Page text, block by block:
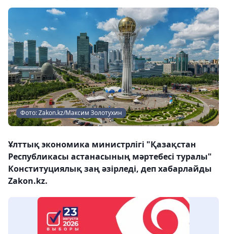
Фото: Zakon.kz/Максим Золотухин
Ұлттық экономика министрлігі "Қазақстан
Республикасы астанасының мәртебесі туралы"
Конституциялық заң әзірледі, деп хабарлайды
Zakon.kz.